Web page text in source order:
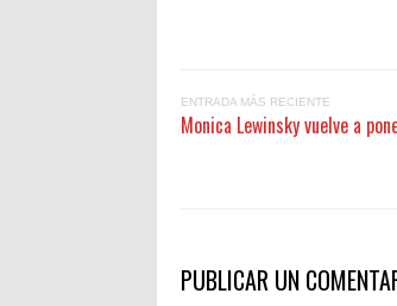
ENTRADA MÁS RECIENTE
Monica Lewinsky vuelve a
PUBLICAR UN